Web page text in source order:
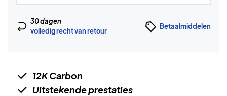
30 dagen
volledig recht van retour
Betaalmiddelen
12K Carbon
Uitstekende prestaties